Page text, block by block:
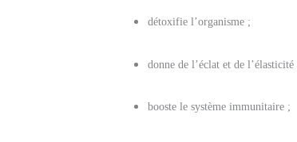
détoxifie l’organisme ;
donne de l’éclat et de l’élasticité
booste le système immunitaire ;